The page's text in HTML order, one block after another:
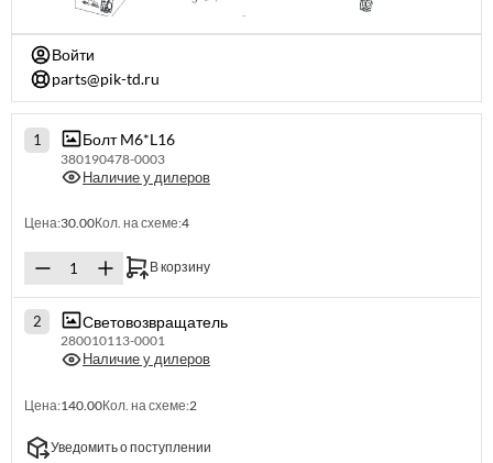
Войти
parts@pik-td.ru
1 Болт M6*L16
380190478-0003
Наличие у дилеров
Цена:30.00Кол. на схеме:4
В корзину
2 Световозвращатель
280010113-0001
Наличие у дилеров
Цена:140.00Кол. на схеме:2
Уведомить о поступлении